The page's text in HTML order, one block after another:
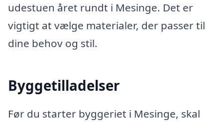
udestuen året rundt i Mesinge. Det er
vigtigt at vælge materialer, der passer til
dine behov og stil.
Byggetilladelser
Før du starter byggeriet i Mesinge, skal